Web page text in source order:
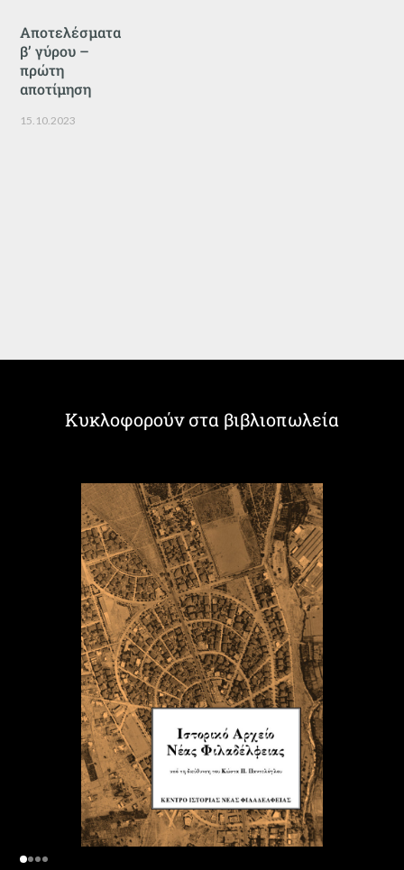
Αποτελέσματα
β’ γύρου –
πρώτη
αποτίμηση
15.10.2023
Κυκλοφορούν στα βιβλιοπωλεία